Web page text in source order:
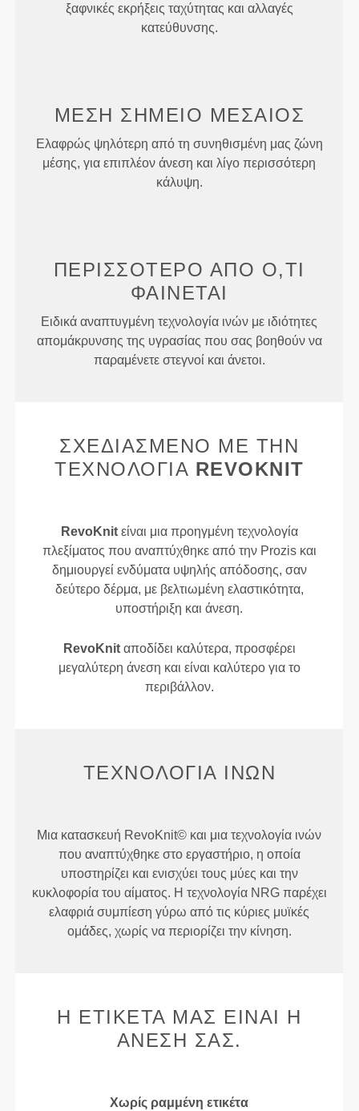
ξαφνικές εκρήξεις ταχύτητας και αλλαγές
κατεύθυνσης.
ΜΕΣΗ ΣΗΜΕΙΟ ΜΕΣΑΙΟΣ
Ελαφρώς ψηλότερη από τη συνηθισμένη μας ζώνη
μέσης, για επιπλέον άνεση και λίγο περισσότερη
κάλυψη.
ΠΕΡΙΣΣΌΤΕΡΟ ΑΠΌ Ό,ΤΙ
ΦΑΊΝΕΤΑΙ
Ειδικά αναπτυγμένη τεχνολογία ινών με ιδιότητες
απομάκρυνσης της υγρασίας που σας βοηθούν να
παραμένετε στεγνοί και άνετοι.
ΣΧΕΔΙΑΣΜΈΝΟ ΜΕ ΤΗΝ
ΤΕΧΝΟΛΟΓΊΑ REVOKNIT
RevoKnitείναι μια προηγμένη τεχνολογία
πλεξίματος που αναπτύχθηκε από την Prozis και
δημιουργεί ενδύματα υψηλής απόδοσης, σαν
δεύτερο δέρμα, με βελτιωμένη ελαστικότητα,
υποστήριξη και άνεση.
RevoKnitαποδίδει καλύτερα, προσφέρει
μεγαλύτερη άνεση και είναι καλύτερο για το
περιβάλλον.
ΤΕΧΝΟΛΟΓΊΑ ΙΝΏΝ
Μια κατασκευή RevoKnit© και μια τεχνολογία ινών
που αναπτύχθηκε στο εργαστήριο, η οποία
υποστηρίζει και ενισχύει τους μύες και την
κυκλοφορία του αίματος. Η τεχνολογία NRG παρέχει
ελαφριά συμπίεση γύρω από τις κύριες μυϊκές
ομάδες, χωρίς να περιορίζει την κίνηση.
Η ΕΤΙΚΈΤΑ ΜΑΣ ΕΊΝΑΙ Η
ΆΝΕΣΉ ΣΑΣ.
Χωρίς ραμμένη ετικέτα